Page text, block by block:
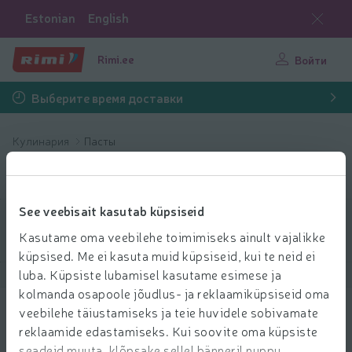
See veebisait kasutab küpsiseid
Kasutame oma veebilehe toimimiseks ainult vajalikke
küpsised. Me ei kasuta muid küpsiseid, kui te neid ei
luba. Küpsiste lubamisel kasutame esimese ja
kolmanda osapoole jõudlus- ja reklaamiküpsiseid oma
veebilehe täiustamiseks ja teie huvidele sobivamate
reklaamide edastamiseks. Kui soovite oma küpsiste
Estonian English
Rimi.ee Войти
Выберите время доставки
Kулинария Пасты
Пасты
Выбрать продукты
Показать продукты 40 Сортировать
Ravioolid ricotta ja spinatiga 250g
29